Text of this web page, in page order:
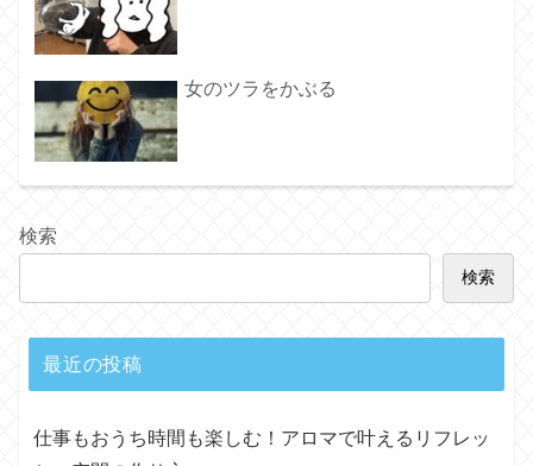
女のツラをかぶる
検索
検索
最近の投稿
仕事もおうち時間も楽しむ！アロマで叶えるリフレッ